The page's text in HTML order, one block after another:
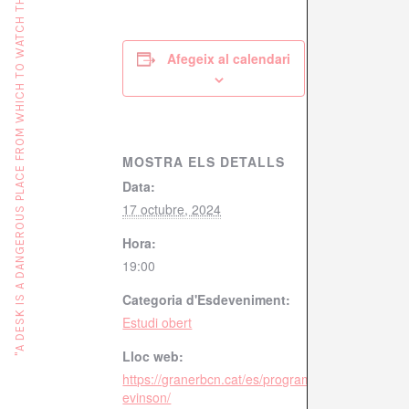
Afegeix al calendari
MOSTRA ELS DETALLS
Data:
17 octubre, 2024
Hora:
19:00
Categoria d'Esdeveniment:
Estudi obert
Lloc web:
https://granerbcn.cat/es/programes/estudi-obert-
evinson/